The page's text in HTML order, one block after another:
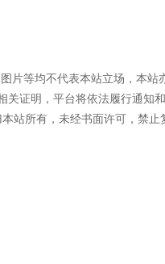
片等均不代表本站立场，本站
证明，平台将依法履行通知和
站所有，未经书面许可，禁止